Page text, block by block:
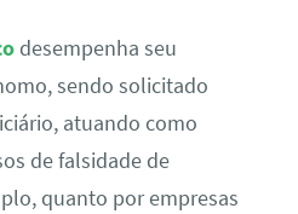
desempenha seu
sendo solicitado
atuando como
de falsidade de
quanto por empresas